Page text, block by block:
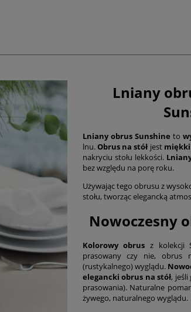
Lniany
Lniany obrus Sunshine to
lnu.Obrus na stół jestmiękki
nakryciu stołu lekkości.
bez względu na porę roku.
Używając tego obrusu z
stołu, tworząc elegancką
Nowoczesny
Kolorowy obrus z kolekcji
prasowany czy nie, obrus
(rustykalnego) wyglądu.
elegancki obrus na stół, jeśli
prasowania). Naturalne
żywego, naturalnego wyglądu.